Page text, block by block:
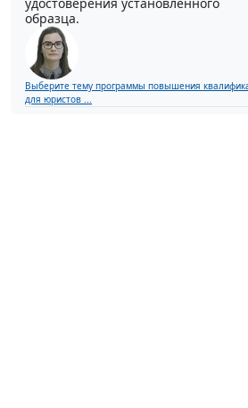
образца.
Выберите тему программы повышения
для юристов ...